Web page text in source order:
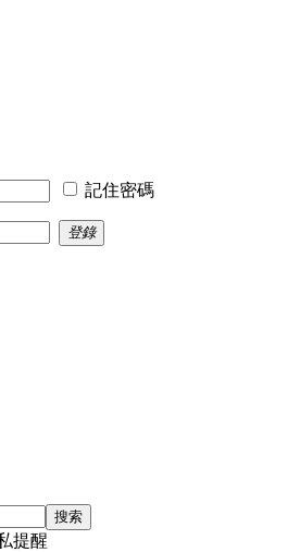
記住密碼
登錄
搜索
提醒